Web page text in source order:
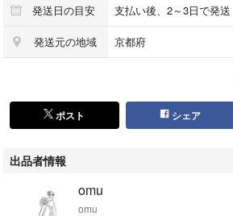
黒
レディース
パスケース
カードホルダー
発送日の目安 支払い後、2～3日で発送
発送元の地域 京都府
ポスト シェア
出品者情報
omu
omu